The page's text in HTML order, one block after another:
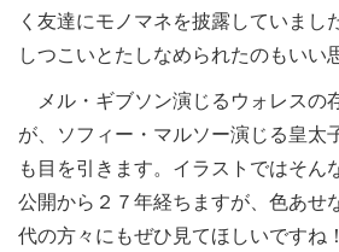
く友達にモノマネを披露していまし
しつこいとたしなめられたのもいい
メル・ギブソン演じるウォレスの
が、ソフィー・マルソー演じる皇太
も目を引きます。イラストではそん
公開から２７年経ちますが、色あせ
代の方々にもぜひ見てほしいですね！